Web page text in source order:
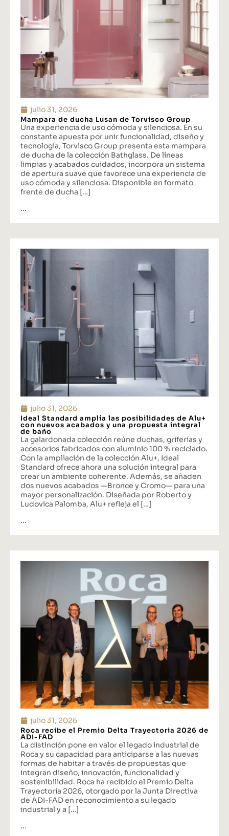
julio 31, 2026
Mampara de ducha Lusan de Torvisco Group
Una experiencia de uso cómoda y silenciosa. En su
constante apuesta por unir funcionalidad, diseño y
tecnología, Torvisco Group presenta esta mampara
de ducha de la colección Bathglass. De líneas
limpias y acabados cuidados, incorpora un sistema
de apertura suave que favorece una experiencia de
uso cómoda y silenciosa. Disponible en formato
frente de ducha […]
...
julio 31, 2026
Ideal Standard amplía las posibilidades de Alu+
con nuevos acabados y una propuesta integral
de baño
La galardonada colección reúne duchas, griferías y
accesorios fabricados con aluminio 100 % reciclado.
Con la ampliación de la colección Alu+, Ideal
Standard ofrece ahora una solución integral para
crear un ambiente coherente. Además, se añaden
dos nuevos acabados —Bronce y Cromo— para una
mayor personalización. Diseñada por Roberto y
Ludovica Palomba, Alu+ refleja el […]
...
julio 31, 2026
Roca recibe el Premio Delta Trayectoria 2026 de
ADI-FAD
La distinción pone en valor el legado industrial de
Roca y su capacidad para anticiparse a las nuevas
formas de habitar a través de propuestas que
integran diseño, innovación, funcionalidad y
sostenibilidad. Roca ha recibido el Premio Delta
Trayectoria 2026, otorgado por la Junta Directiva
de ADI-FAD en reconocimiento a su legado
industrial y a […]
...